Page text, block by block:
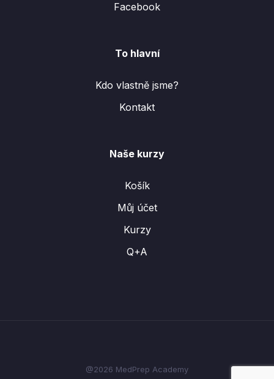
Facebook
To hlavní
Kdo vlastně jsme?
Kontakt
Naše kurzy
Košík
Můj účet
Kurzy
Q+A
@2026 MedPrep Academy